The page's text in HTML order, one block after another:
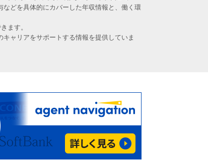
どを具体的にカバーした年収情報と、働く環
ます。
ャリアをサポートする情報を提供していま